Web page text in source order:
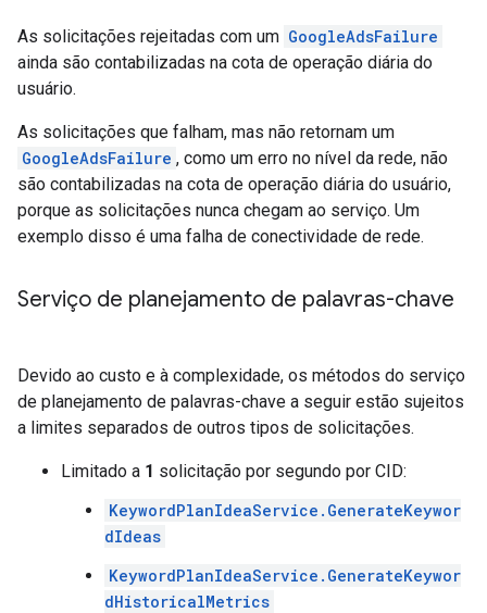
As solicitações rejeitadas com um GoogleAdsFailure
ainda são contabilizadas na cota de operação diária do
usuário.
As solicitações que falham, mas não retornam um
GoogleAdsFailure , como um erro no nível da rede, não
são contabilizadas na cota de operação diária do usuário,
porque as solicitações nunca chegam ao serviço. Um
exemplo disso é uma falha de conectividade de rede.
Serviço de planejamento de palavras-chave
Devido ao custo e à complexidade, os métodos do serviço
de planejamento de palavras-chave a seguir estão sujeitos
a limites separados de outros tipos de solicitações.
Limitado a 1 solicitação por segundo por CID:
KeywordPlanIdeaService.GenerateKeywor
dIdeas
KeywordPlanIdeaService.GenerateKeywor
dHistoricalMetrics